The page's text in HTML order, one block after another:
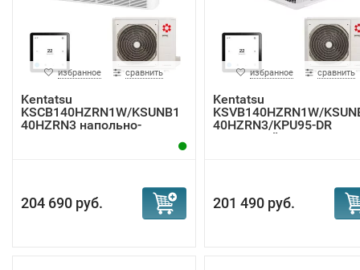
избранное сравнить
Kentatsu
KSCB140HZRN1W/KSUNB1
40HZRN3 напольно-
204 690 руб.
избранное сравнить
Kentatsu
KSVB140HZRN1W/
40HZRN3/KPU95-DR
кассетный к...
201 490 руб.